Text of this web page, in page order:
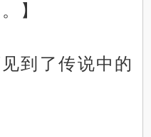
】
到了传说中的